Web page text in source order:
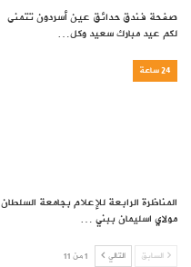
صفحة فندق حدائق عين أسردون تتمنى
لكم عيد مبارك سعيد وكل…
24 ساعة
المناظرة الرابعة للإعلام بجامعة السلطان
مولاي اسليمان ببني …
السابق التالي 1 من 11